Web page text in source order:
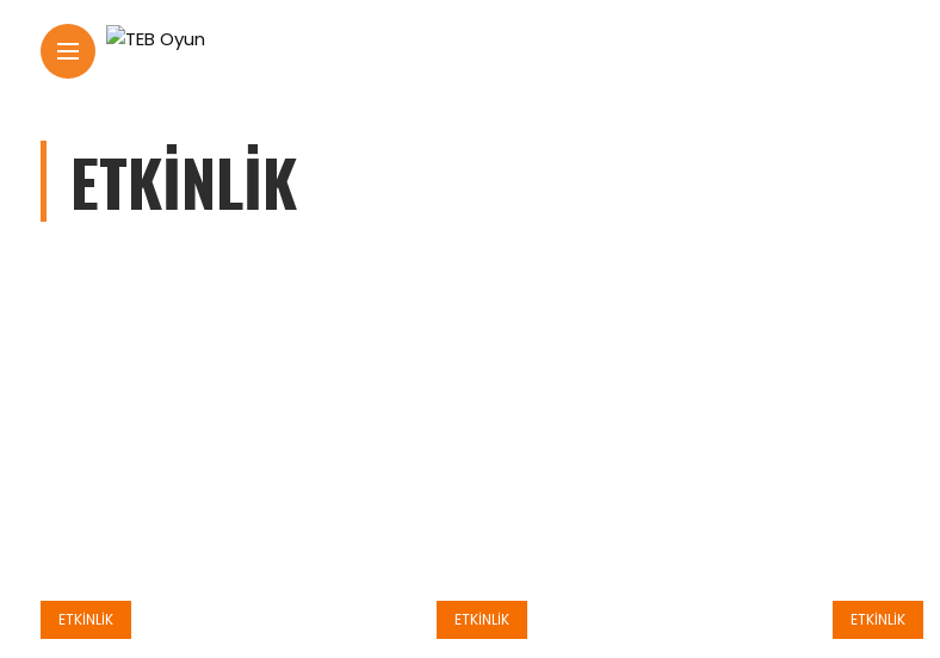
ETKINLIK
ETKINLIK ETKINLIK ETKINLIK